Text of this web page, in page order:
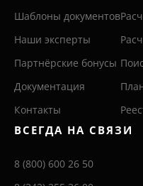
Шаблоны документов
Наши эксперты
Партнёрские бонусы
Документация
Контакты
ВСЕГДА НА СВЯЗИ
8 (800) 600 26 50